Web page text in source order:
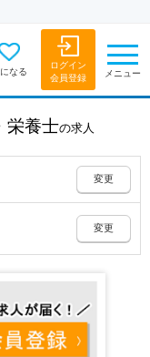
なる
ログイン
会員登録
メニュー
栄養士の求人
変更
変更